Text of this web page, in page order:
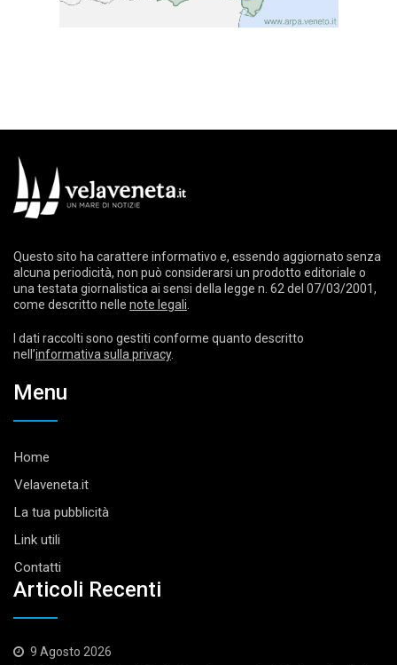
Questo sito ha carattere informativo e, essendo aggiornato senza
alcuna periodicità, non può considerarsi un prodotto editoriale o
una testata giornalistica ai sensi della legge n. 62 del 07/03/2001,
come descritto nelle note legali
I dati raccolti sono gestiti conforme quanto descritto
nell’informativa sulla privacy.
Menu
Home
Velaveneta.it
La tua pubblicità
Link utili
Contatti
Articoli Recenti
9 Agosto 2026